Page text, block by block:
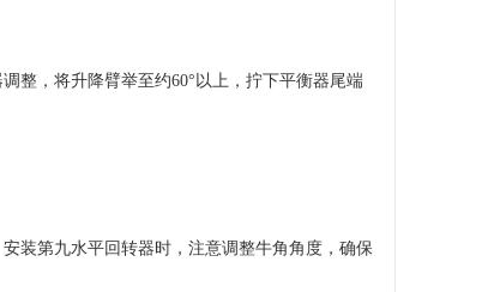
整，将升降臂举至约60°以上，拧下平衡器尾端
装第九水平回转器时，注意调整牛角角度，确保